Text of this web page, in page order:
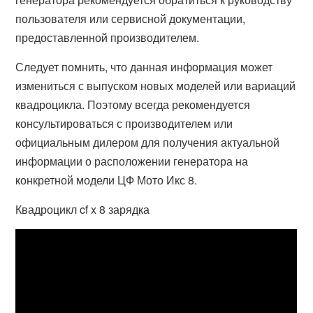
пользователя или сервисной документации,
предоставленной производителем.
Следует помнить, что данная информация может
измениться с выпуском новых моделей или вариаций
квадроцикла. Поэтому всегда рекомендуется
консультироваться с производителем или
официальным дилером для получения актуальной
информации о расположении генератора на
конкретной модели ЦФ Мото Икс 8.
Квадроцикл cf x 8 зарядка